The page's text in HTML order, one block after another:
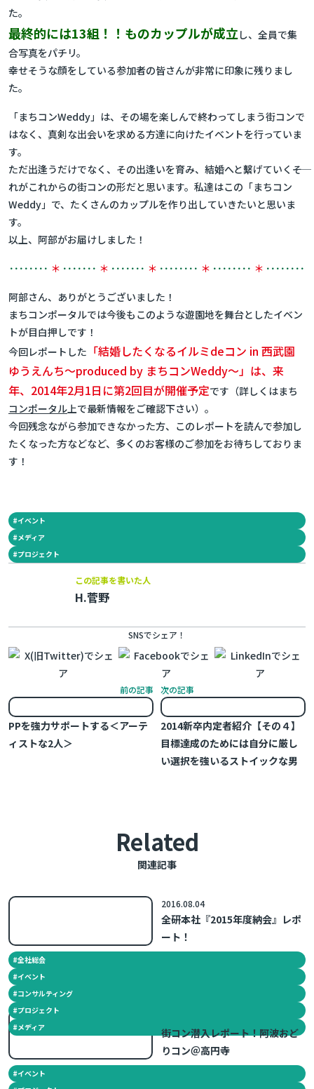
た。
最終的には13組！！ものカップルが成立 し、全員で集
合写真をパチリ。
幸せそうな顔をしている参加者の皆さんが非常に印象に残りまし
た。
「まちコンWeddy」は、その場を楽しんで終わってしまう街コンで
はなく、真剣な出会いを求める方達に向けたイベントを行っていま
す。
ただ出逢うだけでなく、その出逢いを育み、結婚へと繫げていく――そ
れがこれからの街コンの形だと思います。私達はこの「まちコン
Weddy」で、たくさんのカップルを作り出していきたいと思いま
す。
以上、阿部がお届けしました！
････････ ＊ ･･･････ ＊ ･･･････ ＊ ････････ ＊ ････････ ＊ ････････
阿部さん、ありがとうございました！
まちコンポータルでは今後もこのような遊園地を舞台としたイベン
トが目白押しです！
今回レポートした 「結婚したくなるイルミdeコン in 西武園
ゆうえんち～produced by まちコンWeddy～」は、来
年、2014年2月1日に第2回目が開催予定です（詳しくはまち
コンポータル上で最新情報をご確認下さい）。
今回残念ながら参加できなかった方、このレポートを読んで参加し
たくなった方などなど、多くのお客様のご参加をお待ちしておりま
す！
#イベント
#メディア
#プロジェクト
この記事を書いた人
H.菅野
SNSでシェア！
前の記事
PPを強力サポートする＜アーテ
ィストな2人＞
次の記事
2014新卒内定者紹介【その４】
目標達成のためには自分に厳し
い選択を強いるストイックな男
関連記事
Related
全研本社『2015年度納会』レポ
ート！
2016.08.04
#全社総会
#イベント
#コンサルティング
#プロジェクト
#メディア
街コン潜入レポート！阿波おど
りコン＠高円寺
#イベント